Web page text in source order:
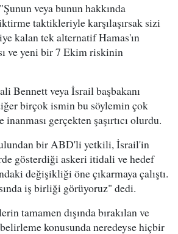
veya bunun hakkında
taktikleriyle karşılaşırsak sizi
kalan tek alternatif Hamas'ın
ve yeni bir 7 Ekim riskinin
Bennett veya İsrail başbakanı
birçok ismin bu söylemin çok
gerçekten şaşırtıcı olurdu.
bir ABD'li yetkili, İsrail'in
gösterdiği askeri itidali ve hedef
değişikliği öne çıkarmaya çalıştı.
iş birliği görüyoruz" dedi.
tamamen dışında bırakılan ve
konusunda neredeyse hiçbir